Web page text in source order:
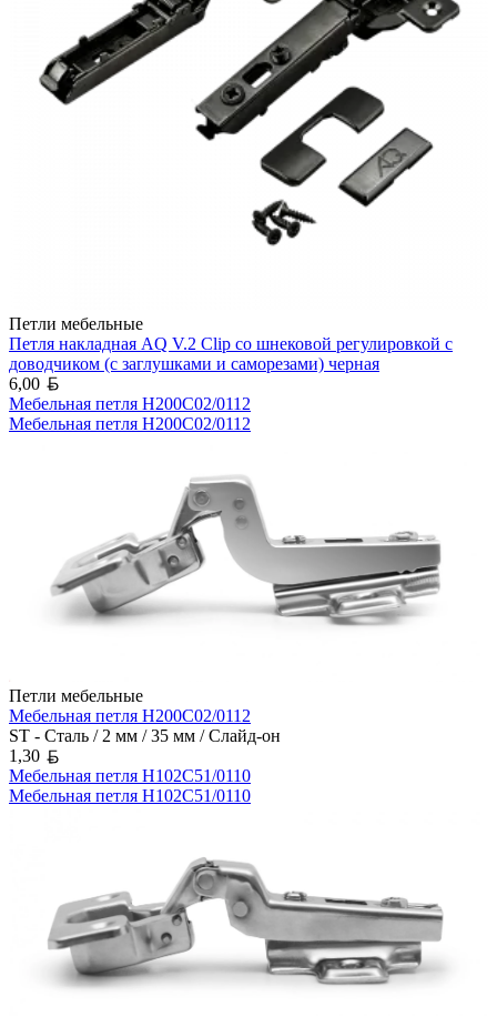
Петли мебельные
Петля накладная AQ V.2 Clip со шнековой регулировкой с
доводчиком (с заглушками и саморезами) черная
6,00
Мебельная петля H200C02/0112
Мебельная петля H200C02/0112
Петли мебельные
Мебельная петля H200C02/0112
ST - Сталь / 2 мм / 35 мм / Слайд-он
1,30
Мебельная петля H102C51/0110
Мебельная петля H102C51/0110